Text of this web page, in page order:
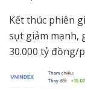
Kết thúc phiên
sụt giảm mạnh,
30.000 tỷ đồng/